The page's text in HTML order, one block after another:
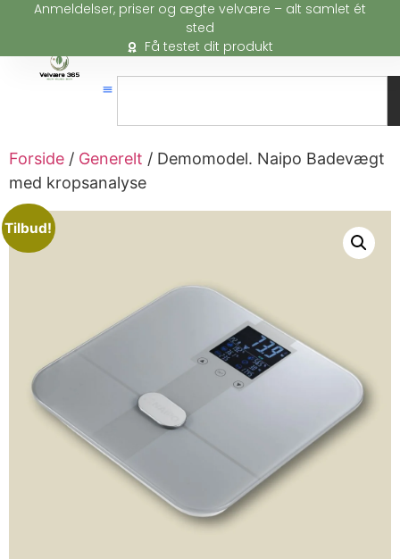
Anmeldelser, priser og ægte velvære – alt samlet ét
sted
Få testet dit produkt
Forside / Generelt / Demomodel. Naipo Badevægt
med kropsanalyse
Tilbud!